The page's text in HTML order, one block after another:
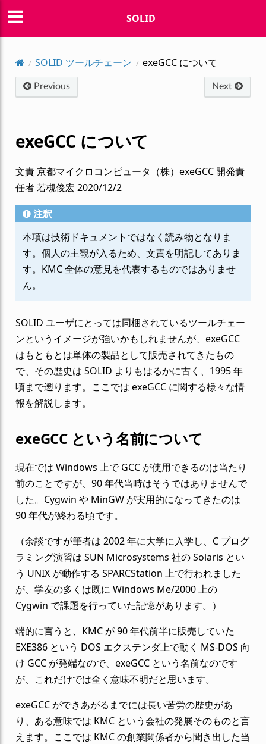
SOLID
SOLID ツールチェーン exeGCC について
Previous Next
exeGCC について
文責 京都マイクロコンピュータ（株）exeGCC 開発責
任者 若槻俊宏 2020/12/2
注釈
本項は技術ドキュメントではなく読み物となりま
す。個人の主観が入るため、文責を明記してありま
す。KMC 全体の意見を代表するものではありませ
ん。
SOLID ユーザにとっては同梱されているツールチェー
ンというイメージが強いかもしれませんが、exeGCC
はもともとは単体の製品として販売されてきたもの
で、その歴史は SOLID よりもはるかに古く、1995 年
頃まで遡ります。ここでは exeGCC に関する様々な情
報を解説します。
exeGCC という名前について
現在では Windows 上で GCC が使用できるのは当たり
前のことですが、90 年代当時はそうではありませんで
した。Cygwin や MinGW が実用的になってきたのは
90 年代が終わる頃です。
（余談ですが筆者は 2002 年に大学に入学し、C プログ
ラミング演習は SUN Microsystems 社の Solaris とい
う UNIX が動作する SPARCStation 上で行われました
が、学友の多くは既に Windows Me/2000 上の
Cygwin で課題を行っていた記憶があります。）
端的に言うと、KMC が 90 年代前半に販売していた
EXE386 という DOS エクステンダ上で動く MS-DOS 向
け GCC が発端なので、exeGCC という名前なのです
が、これだけでは全く意味不明だと思います。
exeGCC ができあがるまでには長い苦労の歴史があ
り、ある意味では KMC という会社の発展そのものと言
えます。ここでは KMC の創業関係者から聞き出した当